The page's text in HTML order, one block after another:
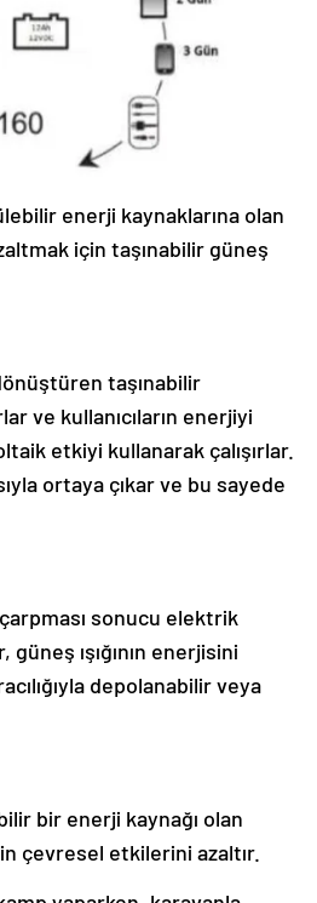
enerji kaynaklarına olan
için taşınabilir güneş
taşınabilir
ve kullanıcıların enerjiyi
etkiyi kullanarak çalışırlar.
ortaya çıkar ve bu sayede
sonucu elektrik
ışığının enerjisini
depolanabilir veya
bir enerji kaynağı olan
çevresel etkilerini azaltır.